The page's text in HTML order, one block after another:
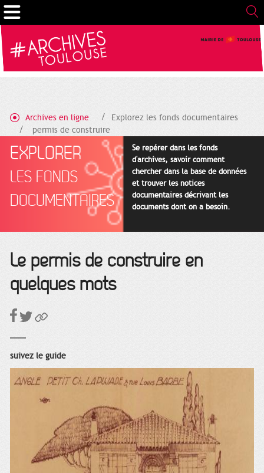
Archives en ligne
Explorez les fonds documentaires
permis de construire
EXPLORER
LES FONDS
DOCUMENTAIRES
Se repérer dans les fonds
d'archives, savoir comment
chercher dans la base de données
et trouver les notices
documentaires décrivant les
documents dont on a besoin.
Le permis de construire en
quelques mots
suivez le guide
Cookies management panel